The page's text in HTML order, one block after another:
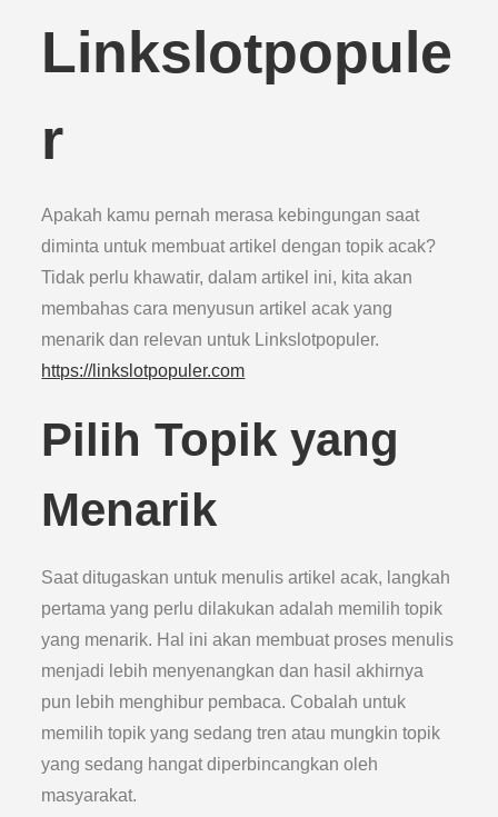
Linkslotpopule
r
Apakah kamu pernah merasa kebingungan saat
diminta untuk membuat artikel dengan topik acak?
Tidak perlu khawatir, dalam artikel ini, kita akan
membahas cara menyusun artikel acak yang
menarik dan relevan untuk Linkslotpopuler.
https://linkslotpopuler.com
Pilih Topik yang
Menarik
Saat ditugaskan untuk menulis artikel acak, langkah
pertama yang perlu dilakukan adalah memilih topik
yang menarik. Hal ini akan membuat proses menulis
menjadi lebih menyenangkan dan hasil akhirnya
pun lebih menghibur pembaca. Cobalah untuk
memilih topik yang sedang tren atau mungkin topik
yang sedang hangat diperbincangkan oleh
masyarakat.